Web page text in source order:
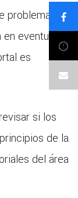
problemas de
eventuales
es
si los
de la
del área